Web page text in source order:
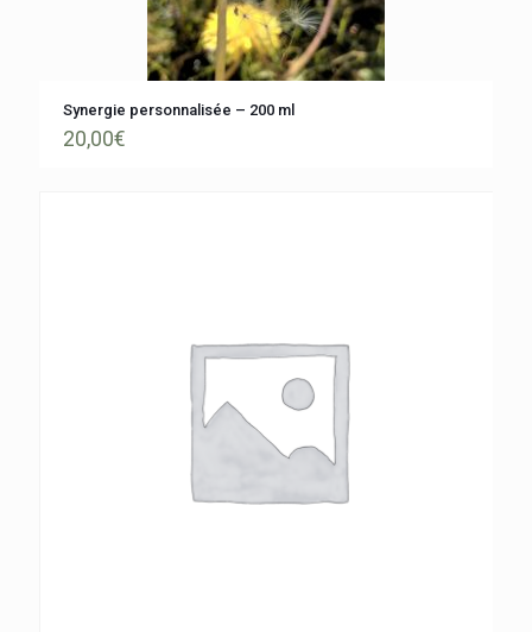
Synergie personnalisée – 200 ml
20,00€